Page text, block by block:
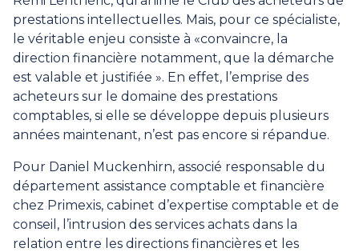
prestations intellectuelles. Mais, pour ce spécialiste,
le véritable enjeu consiste à «convaincre, la
direction financière notamment, que la démarche
est valable et justifiée ». En effet, l’emprise des
acheteurs sur le domaine des prestations
comptables, si elle se développe depuis plusieurs
années maintenant, n’est pas encore si répandue.
Pour Daniel Muckenhirn, associé responsable du
département assistance comptable et financière
chez Primexis, cabinet d’expertise comptable et de
conseil, l’intrusion des services achats dans la
relation entre les directions financières et les